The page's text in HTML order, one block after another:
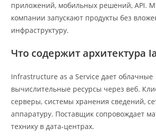
приложений, мобильных решений, API.
компании запускают продукты без
инфраструктуру.
Что содержит архитектура
Infrastructure as a Service дает облачные
вычислительные ресурсы через веб.
серверы, системы хранения сведений,
аппаратуру. Поставщик сопровождает
технику в дата-центрах.